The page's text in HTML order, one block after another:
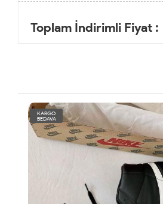
Toplam İndirimli Fiyat :
KARGO
BEDAVA